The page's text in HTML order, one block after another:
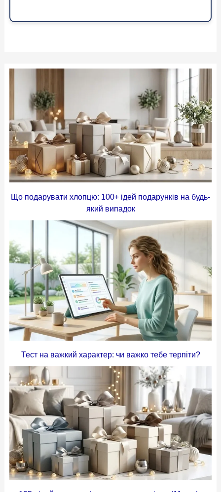
Що подарувати хлопцю: 100+ ідей подарунків на будь-
який випадок
Тест на важкий характер: чи важко тебе терпіти?